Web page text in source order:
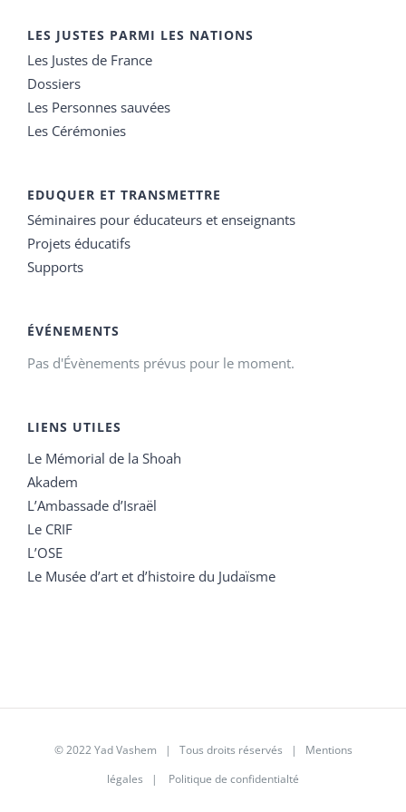
LES JUSTES PARMI LES NATIONS
Les Justes de France
Dossiers
Les Personnes sauvées
Les Cérémonies
EDUQUER ET TRANSMETTRE
Séminaires pour éducateurs et enseignants
Projets éducatifs
Supports
ÉVÉNEMENTS
Pas d'Évènements prévus pour le moment.
LIENS UTILES
Le Mémorial de la Shoah
Akadem
L’Ambassade d’Israël
Le CRIF
L’OSE
Le Musée d’art et d’histoire du Judaïsme
© 2022 Yad Vashem | Tous droits réservés | Mentions
légales | Politique de confidentialté